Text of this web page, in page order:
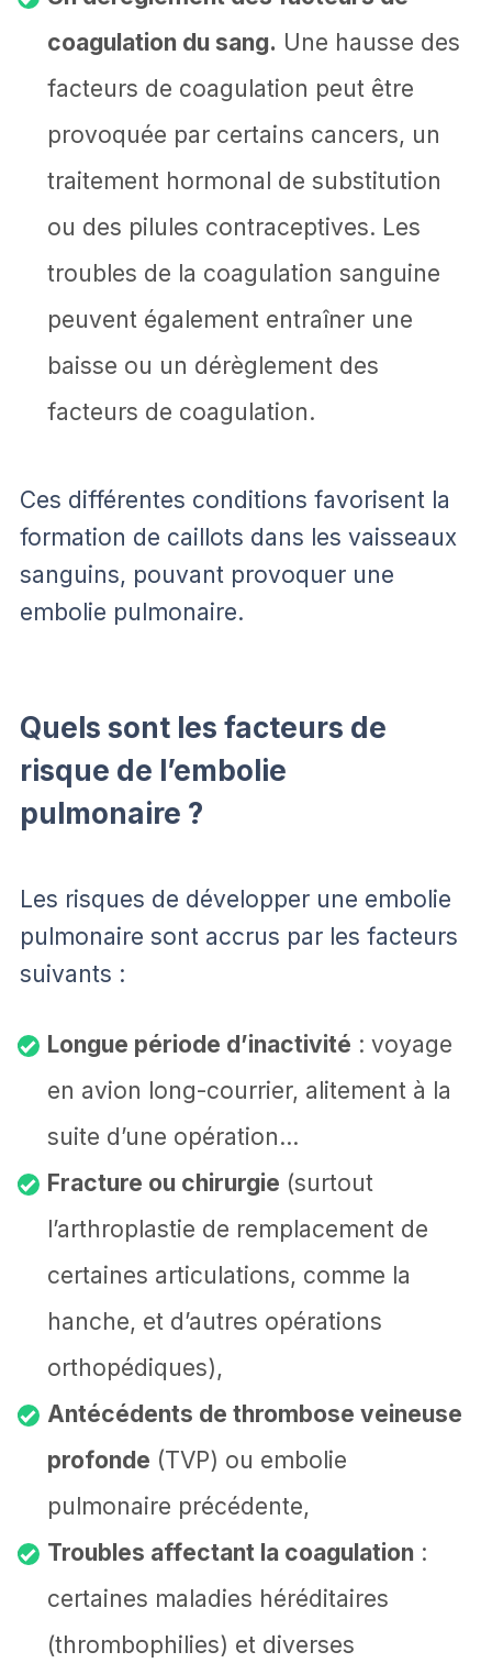
coagulation du sang. Une hausse des
facteurs de coagulation peut être
provoquée par certains cancers, un
traitement hormonal de substitution
ou des pilules contraceptives. Les
troubles de la coagulation sanguine
peuvent également entraîner une
baisse ou un dérèglement des
facteurs de coagulation.
Ces différentes conditions favorisent la
formation de caillots dans les vaisseaux
sanguins, pouvant provoquer une
embolie pulmonaire.
Quels sont les facteurs de
risque de l’embolie
pulmonaire ?
Les risques de développer une embolie
pulmonaire sont accrus par les facteurs
suivants :
Longue période d’inactivité : voyage
en avion long-courrier, alitement à la
suite d’une opération…
Fracture ou chirurgie (surtout
l’arthroplastie de remplacement de
certaines articulations, comme la
hanche, et d’autres opérations
orthopédiques),
Antécédents de thrombose veineuse
profonde (TVP) ou embolie
pulmonaire précédente,
Troubles affectant la coagulation :
certaines maladies héréditaires
(thrombophilies) et diverses